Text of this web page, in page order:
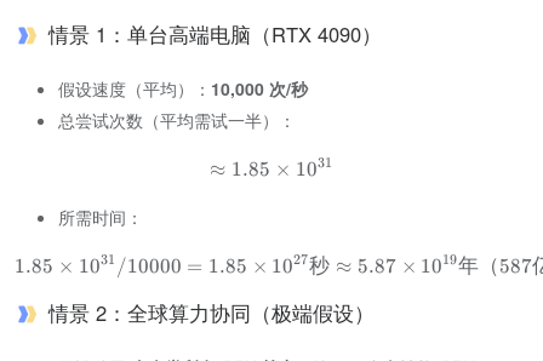
情景 1：单台高端电脑（RTX 4090）
假设速度（平均）： 10,000 次/秒
总尝试次数（平均需试一半）：
≈ 1.85 × 1031
所需时间：
1.85 × 1031 /10000​ = 1.85 × 1027秒 ≈ 5.87 × 1019年（587
情景 2：全球算力协同（极端假设）